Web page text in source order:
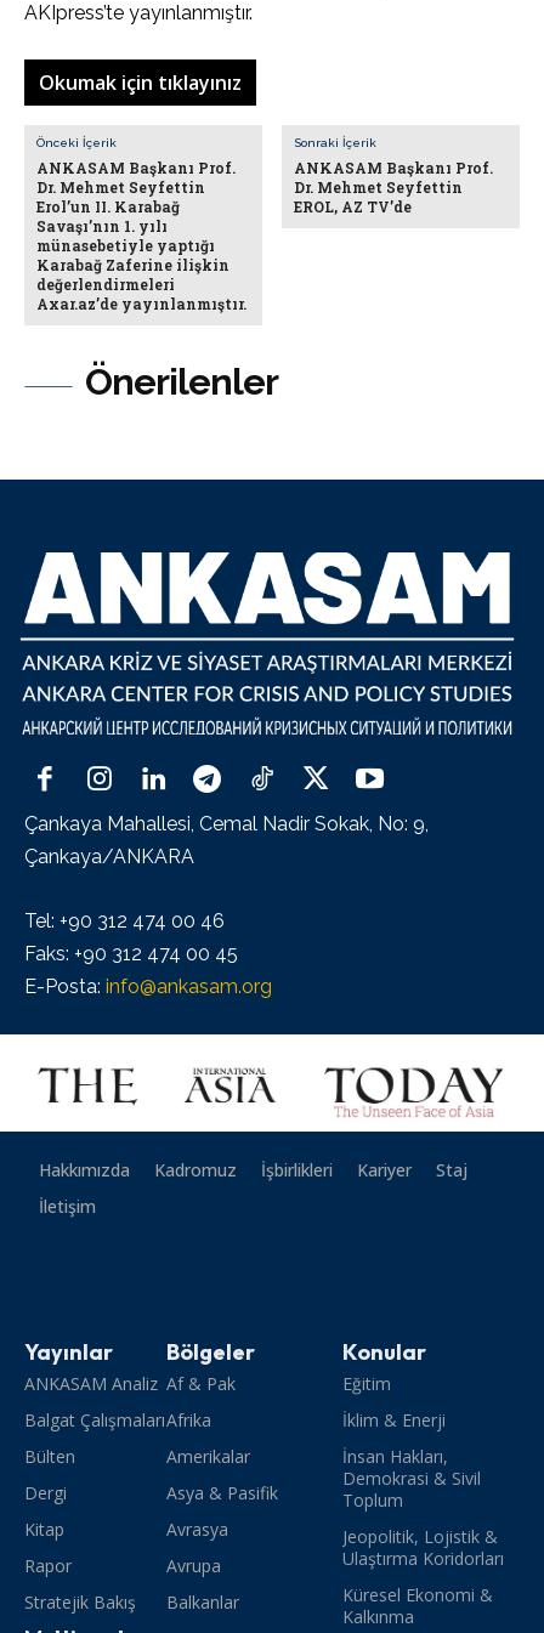
Önerilenler
AKIpress’te yayınlanmıştır.
Okumak için tıklayınız
Önceki İçerik
ANKASAM Başkanı Prof.
Dr. Mehmet Seyfettin
Erol’un II. Karabağ
Savaşı’nın 1. yılı
münasebetiyle yaptığı
Karabağ Zaferine ilişkin
değerlendirmeleri
Axar.az’de yayınlanmıştır.
Sonraki İçerik
ANKASAM Başkanı Prof.
Dr. Mehmet Seyfettin
EROL, AZ TV’de
Çankaya Mahallesi, Cemal Nadir Sokak, No: 9,
Çankaya/ANKARA
Tel: +90 312 474 00 46
Faks: +90 312 474 00 45
E-Posta: info@ankasam.org
Hakkımızda Kadromuz İşbirlikleri Kariyer
Staj
İletişim
Yayınlar
ANKASAM Analiz
Balgat Çalışmaları
Bülten
Dergi
Kitap
Rapor
Stratejik Bakış
Bölgeler
Af & Pak
Afrika
Amerikalar
Asya & Pasifik
Avrasya
Avrupa
Balkanlar
Konular
Eğitim
İklim & Enerji
İnsan Hakları,
Demokrasi & Sivil
Toplum
Jeopolitik, Lojistik &
Ulaştırma Koridorları
Küresel Ekonomi &
Kalkınma